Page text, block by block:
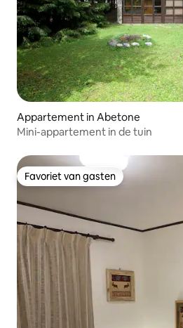
Appartement in Abetone
Mini-appartement in de tuin
Favoriet van gasten
Favoriet van gasten